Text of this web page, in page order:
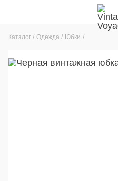
Каталог Одежда Юбки